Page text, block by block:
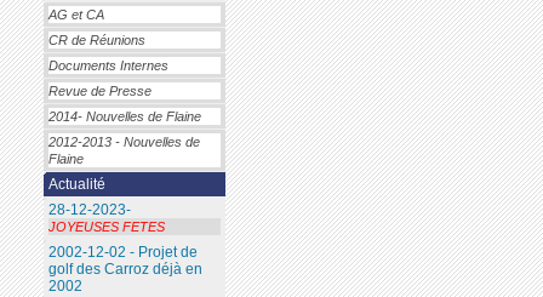
AG et CA
CR de Réunions
Documents Internes
Revue de Presse
2014- Nouvelles de Flaine
2012-2013 - Nouvelles de
Flaine
Actualité
28-12-2023-
JOYEUSES FETES
2002-12-02 - Projet de
golf des Carroz déjà en
2002